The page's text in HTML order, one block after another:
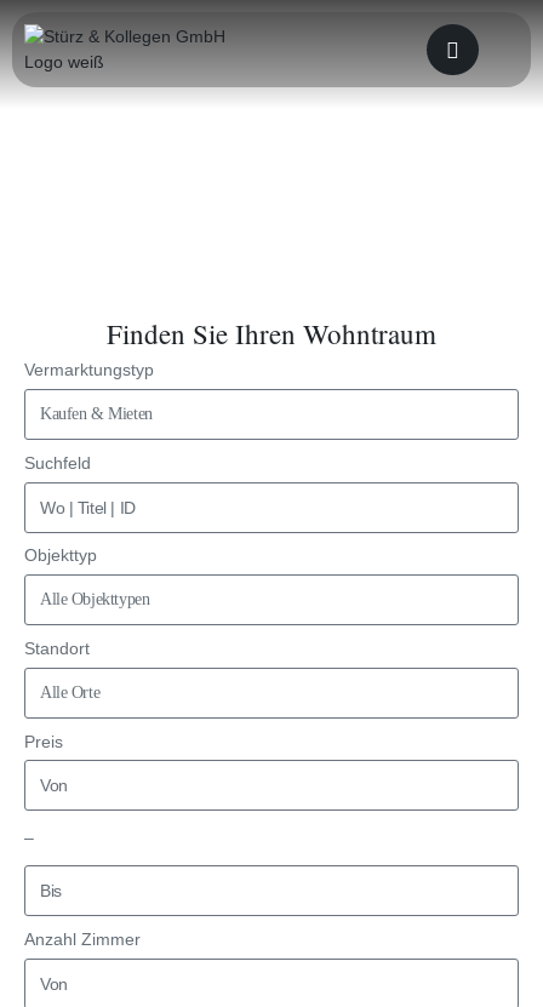
Finden Sie Ihren Wohntraum
Vermarktungstyp
Suchfeld
Objekttyp
Standort
Preis
–
Anzahl Zimmer